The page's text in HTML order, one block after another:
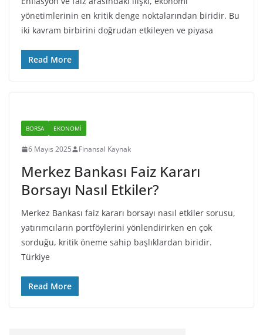
yönetimlerinin en kritik denge noktalarından biridir. Bu
iki kavram birbirini doğrudan etkileyen ve piyasa
Read More
BORSA EKONOMI
6 Mayıs 2025 Finansal Kaynak
Merkez Bankası Faiz Kararı
Borsayı Nasıl Etkiler?
Merkez Bankası faiz kararı borsayı nasıl etkiler sorusu,
yatırımcıların portföylerini yönlendirirken en çok
sorduğu, kritik öneme sahip başlıklardan biridir.
Türkiye
Read More